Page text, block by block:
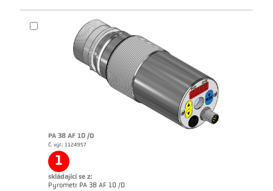
PA 38 AF 10 /D
Č. výr.: 1124957
1
skládající se z:
Pyrometr PA 38 AF 10 /D
Brožura CellaTemp PA